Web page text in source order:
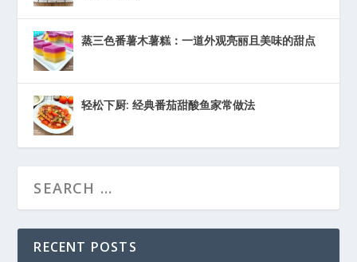
蒸三色番薯木薯糕：一道外观亮丽且美味的甜点
轻松下厨: 经典番茄甜酸鱼家常做法
RECENT POSTS